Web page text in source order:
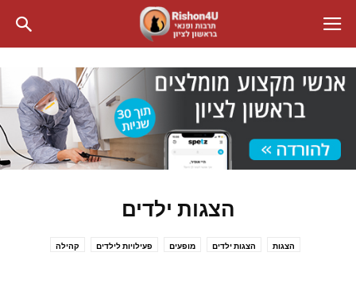
הצגות ילדים
הצגות הצגות ילדים מופעים פעילויות לילדים קהילה